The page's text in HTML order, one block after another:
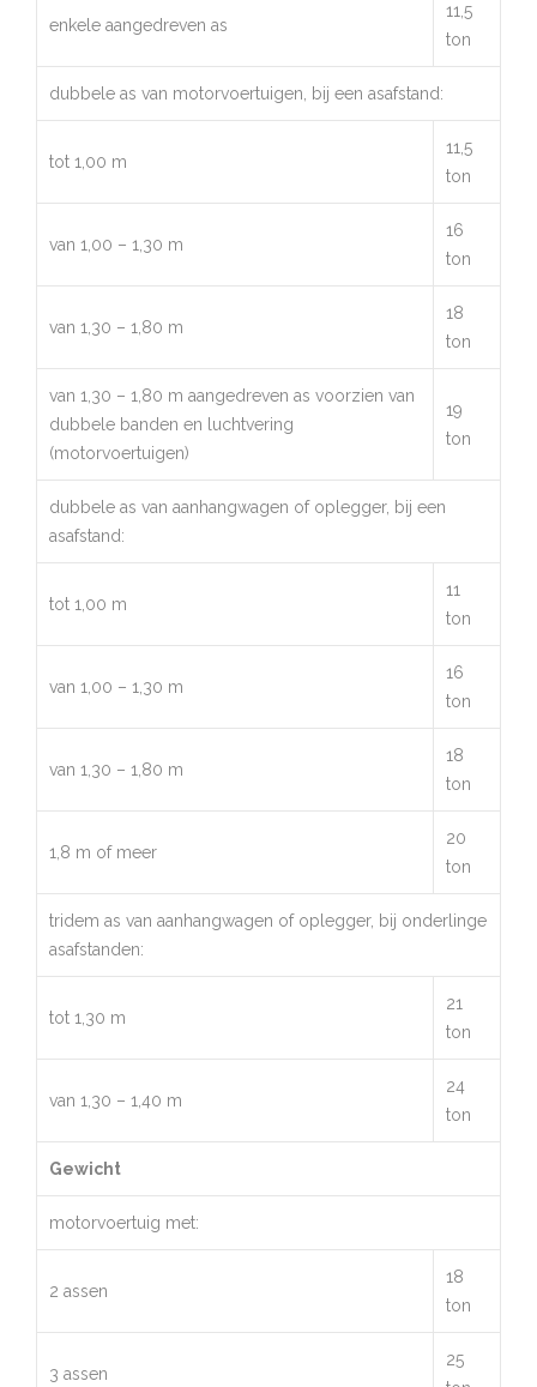
enkele aangedreven as
11,5
ton
dubbele as van motorvoertuigen, bij een asafstand:
tot 1,00 m
11,5
ton
van 1,00 – 1,30 m
16
ton
van 1,30 – 1,80 m
18
ton
van 1,30 – 1,80 m aangedreven as voorzien van
dubbele banden en luchtvering
(motorvoertuigen)
19
ton
dubbele as van aanhangwagen of oplegger, bij een
asafstand:
tot 1,00 m
11
ton
van 1,00 – 1,30 m
16
ton
van 1,30 – 1,80 m
18
ton
1,8 m of meer
20
ton
tridem as van aanhangwagen of oplegger, bij onderlinge
asafstanden:
tot 1,30 m
21
ton
van 1,30 – 1,40 m
24
ton
Gewicht
motorvoertuig met:
2 assen
18
ton
3 assen
25